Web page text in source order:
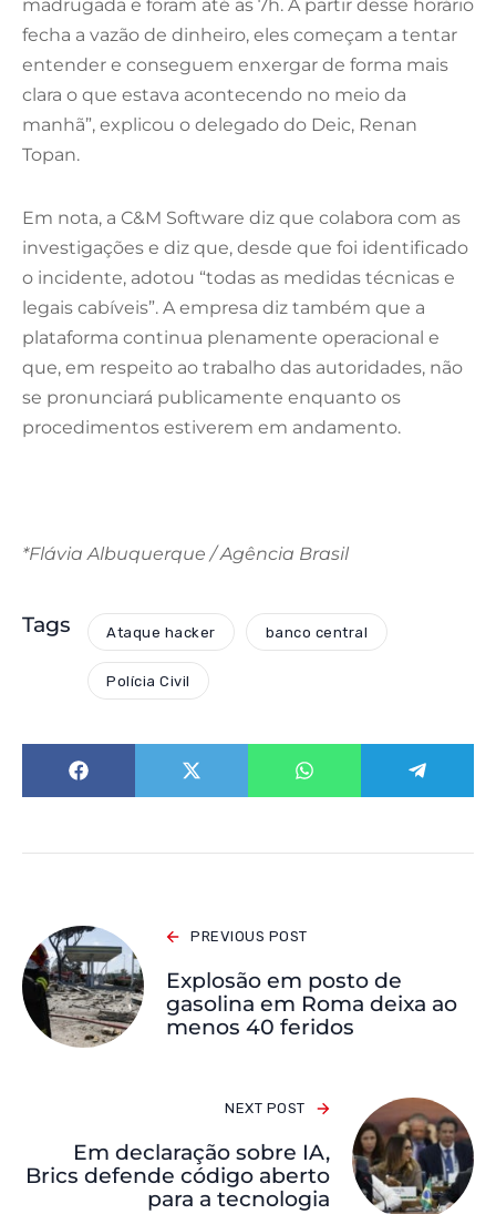
madrugada e foram até as 7h. A partir desse horário
fecha a vazão de dinheiro, eles começam a tentar
entender e conseguem enxergar de forma mais
clara o que estava acontecendo no meio da
manhã”, explicou o delegado do Deic, Renan
Topan.
Em nota, a C&M Software diz que colabora com as
investigações e diz que, desde que foi identificado
o incidente, adotou “todas as medidas técnicas e
legais cabíveis”. A empresa diz também que a
plataforma continua plenamente operacional e
que, em respeito ao trabalho das autoridades, não
se pronunciará publicamente enquanto os
procedimentos estiverem em andamento.
*Flávia Albuquerque / Agência Brasil
Tags Ataque hacker banco central
Polícia Civil
PREVIOUS POST
Explosão em posto de
gasolina em Roma deixa ao
menos 40 feridos
NEXT POST
Em declaração sobre IA,
Brics defende código aberto
para a tecnologia